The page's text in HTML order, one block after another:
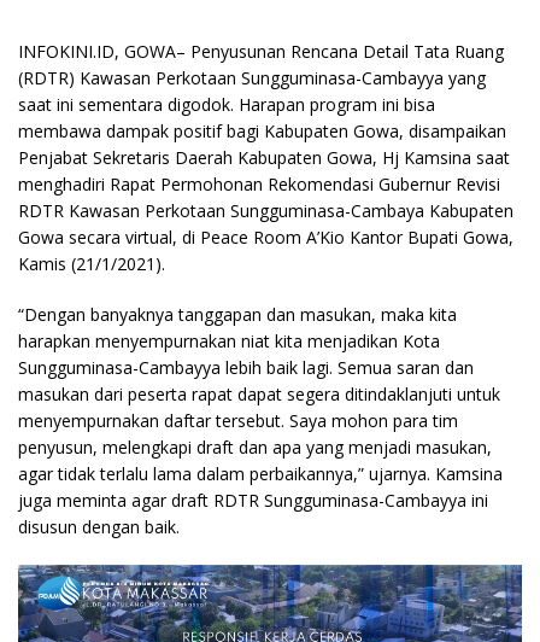
INFOKINI.ID, GOWA– Penyusunan Rencana Detail Tata Ruang
(RDTR) Kawasan Perkotaan Sungguminasa-Cambayya yang
saat ini sementara digodok. Harapan program ini bisa
membawa dampak positif bagi Kabupaten Gowa, disampaikan
Penjabat Sekretaris Daerah Kabupaten Gowa, Hj Kamsina saat
menghadiri Rapat Permohonan Rekomendasi Gubernur Revisi
RDTR Kawasan Perkotaan Sungguminasa-Cambaya Kabupaten
Gowa secara virtual, di Peace Room A’Kio Kantor Bupati Gowa,
Kamis (21/1/2021).
“Dengan banyaknya tanggapan dan masukan, maka kita
harapkan menyempurnakan niat kita menjadikan Kota
Sungguminasa-Cambayya lebih baik lagi. Semua saran dan
masukan dari peserta rapat dapat segera ditindaklanjuti untuk
menyempurnakan daftar tersebut. Saya mohon para tim
penyusun, melengkapi draft dan apa yang menjadi masukan,
agar tidak terlalu lama dalam perbaikannya,” ujarnya. Kamsina
juga meminta agar draft RDTR Sungguminasa-Cambayya ini
disusun dengan baik.